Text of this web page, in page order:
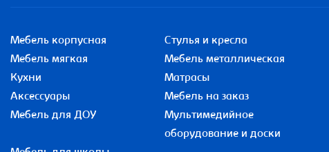
Мебель корпусная
Стулья и кресла
Мебель мягкая
Мебель металлическая
Кухни
Матрасы
Аксессуары
Мебель на заказ
Мебель для ДОУ
Мультимедийное
оборудование и доски